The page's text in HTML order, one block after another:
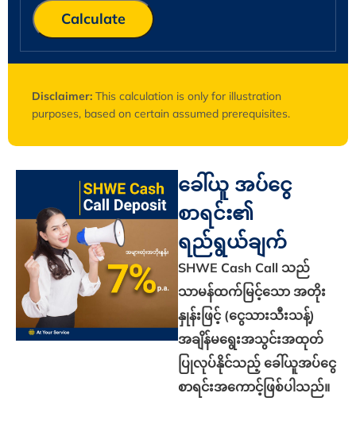
Calculate
Disclaimer: This calculation is only for illustration
purposes, based on certain assumed prerequisites.
ခေါ်ယူ အပ်ငွေ
စာရင်း၏
ရည်ရွယ်ချက်
SHWE Cash Call သည်
သာမန်ထက်မြင့်သော အတိုး
နှုန်းဖြင့် (ငွေသားသီးသန့်)
အချိန်မရွေးအသွင်းအထုတ်
ပြုလုပ်နိုင်သည့် ခေါ်ယူအပ်ငွေ
စာရင်းအကောင့်ဖြစ်ပါသည်။